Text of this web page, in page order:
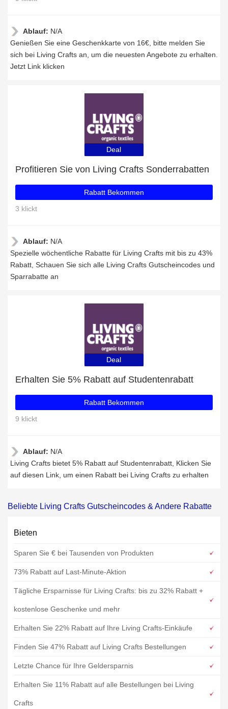
Ablauf: N/A
Genießen Sie eine Geschenkkarte von 16€, bitte melden Sie
sich bei Living Crafts an, um die neuesten Angebote zu erhalten.
Jetzt Link klicken
Deal
Profitieren Sie von Living Crafts Sonderrabatten
Rabatt Bekommen
3 klickt
Ablauf: N/A
Spezielle wöchentliche Rabatte für Living Crafts mit bis zu 43%
Rabatt, Schauen Sie sich alle Living Crafts Gutscheincodes und
Sparrabatte an
Deal
Erhalten Sie 5% Rabatt auf Studentenrabatt
Rabatt Bekommen
9 klickt
Ablauf: N/A
Living Crafts bietet 5% Rabatt auf Studentenrabatt, Klicken Sie
auf diesen Link, um einen Rabatt bei Living Crafts zu erhalten
Beliebte Living Crafts Gutscheincodes & Andere Rabatte
Bieten
Sparen Sie € bei Tausenden von Produkten
73% Rabatt auf Last-Minute-Aktion
Tägliche Ersparnisse für Living Crafts: bis zu 32% Rabatt +
kostenlose Geschenke und mehr
Erhalten Sie 22% Rabatt auf Ihre Living Crafts-Einkäufe
Finden Sie 47% Rabatt auf Living Crafts Bestellungen
Letzte Chance für Ihre Geldersparnis
Erhalten Sie 11% Rabatt auf alle Bestellungen bei Living
Crafts